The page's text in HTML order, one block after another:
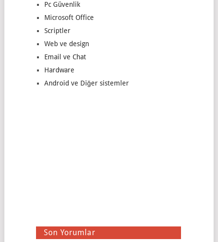
Pc Güvenlik
Microsoft Office
Scriptler
Web ve design
Email ve Chat
Hardware
Android ve Diğer sistemler
Son Yorumlar